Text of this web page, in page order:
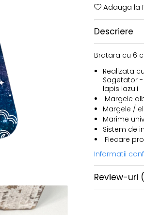
Adauga la
Descriere
Bratara cu 6
Realizata
Sagetator
lapis lazuli
Margele
Margele /
Marime
Sistem de
Fiecare
Informatii
Review-uri